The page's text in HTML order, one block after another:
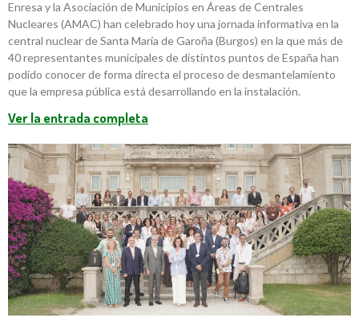
Enresa y la Asociación de Municipios en Áreas de Centrales
Nucleares (AMAC) han celebrado hoy una jornada informativa en la
central nuclear de Santa María de Garoña (Burgos) en la que más de
40 representantes municipales de distintos puntos de España han
podido conocer de forma directa el proceso de desmantelamiento
que la empresa pública está desarrollando en la instalación.
Ver la entrada completa